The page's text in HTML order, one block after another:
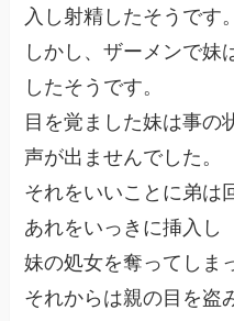
入し射精したそうです。
しかし、ザーメンで妹
したそうです。
目を覚ました妹は事の
声が出ませんでした。
それをいいことに弟は
あれをいっきに挿入し
妹の処女を奪ってしま
それからは親の目を盗